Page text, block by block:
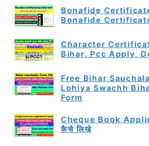
Bonafide
Bonafide
Character
Bihar, Pcc Apply,
Free Bihar
Lohiya Swachh
Form
Cheque Book
कैसे लिखे